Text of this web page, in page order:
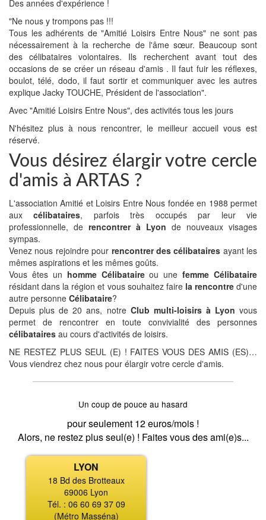
Des années d'expérience !
"Ne nous y trompons pas !!!
Tous les adhérents de "Amitié Loisirs Entre Nous" ne sont pas
nécessairement à la recherche de l'âme sœur. Beaucoup sont
des célibataires volontaires. Ils recherchent avant tout des
occasions de se créer un réseau d'amis . Il faut fuir les réflexes,
boulot, télé, dodo, il faut sortir et communiquer avec les autres
explique Jacky TOUCHE, Président de l'association".
Avec "Amitié Loisirs Entre Nous", des activités tous les jours
N'hésitez plus à nous rencontrer, le meilleur accueil vous est
réservé.
Vous désirez élargir votre cercle
d'amis à ARTAS ?
L'association Amitié et Loisirs Entre Nous fondée en 1988 permet
auxcélibataires, parfois très occupés par leur vie
professionnelle, de rencontrer à Lyon de nouveaux visages
sympas.
Venez nous rejoindre pour rencontrer des célibataires ayant les
mêmes aspirations et les mêmes goûts.
Vous êtes un homme Célibataireou unefemme Célibataire
résidant dans la région et vous souhaitez faire la rencontred'une
autre personne Célibataire?
Depuis plus de 20 ans, notre Club multi-loisirs à Lyon vous
permet de rencontrer en toute convivialité des personnes
célibataires au cours d'activités de loisirs.
NE RESTEZ PLUS SEUL (E) ! FAITES VOUS DES AMIS (ES)…
Vous viendrez chez nous pour élargir votre cercle d'amis.
Un coup de pouce au hasard
pour seulement 12 euros/mois !
Alors, ne restez plus seul(e) ! Faites vous des ami(e)s...
LYON
18 Bd des Brotteaux
69006 Lyon
Tél. : 06 60 69 37 09
(Métro Masséna)